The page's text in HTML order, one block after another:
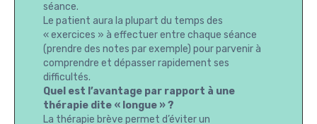
séance.
Le patient aura la plupart du temps des
« exercices » à effectuer entre chaque séance
(prendre des notes par exemple) pour parvenir à
comprendre et dépasser rapidement ses
difficultés.
Quel est l’avantage par rapport à une
thérapie dite « longue » ?
La thérapie brève permet d’éviter un